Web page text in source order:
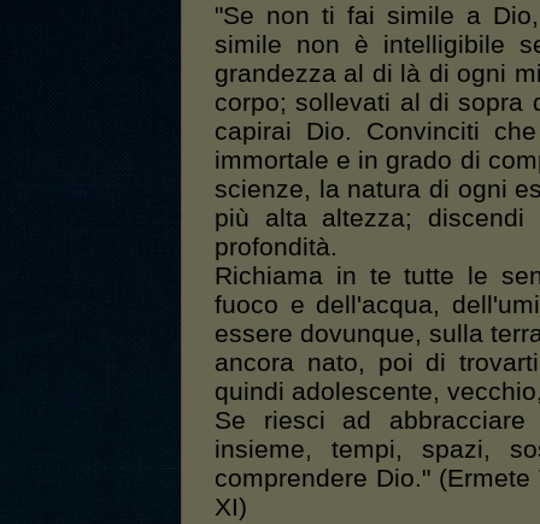
"Se non ti fai simile a
simile non è intelligibile
grandezza al di là di ogni
corpo; sollevati al di sopra
capirai Dio. Convinciti
immortale e in grado di
scienze, la natura di ogni
più alta altezza;
profondità.
Richiama in te tutte le
fuoco e dell'acqua,
essere dovunque, sulla
ancora nato, poi di
quindi adolescente,
Se riesci ad
insieme, tempi, spazi,
comprendere Dio."
XI)